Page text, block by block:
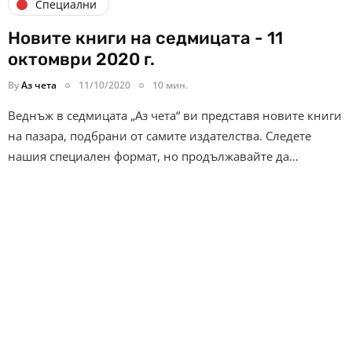
Специални
Новите книги на седмицата - 11
октомври 2020 г.
ByАз чета 11/10/2020 10 мин.
Веднъж в седмицата „Аз чета“ ви представя новите книги
на пазара, подбрани от самите издателства. Следете
нашия специален формат, но продължавайте да…